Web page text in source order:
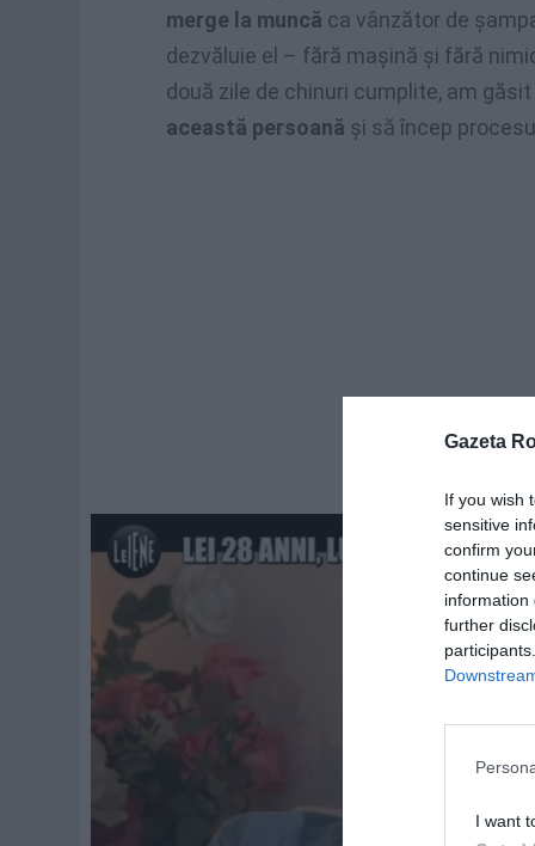
Gazeta
If you wish
sensitive
confirm
continue
information
further
I want
merge la muncă ca vânzător de
dezvăluie el – fără mașină și fără
două zile de chinuri cumplite, am
această persoană și să încep